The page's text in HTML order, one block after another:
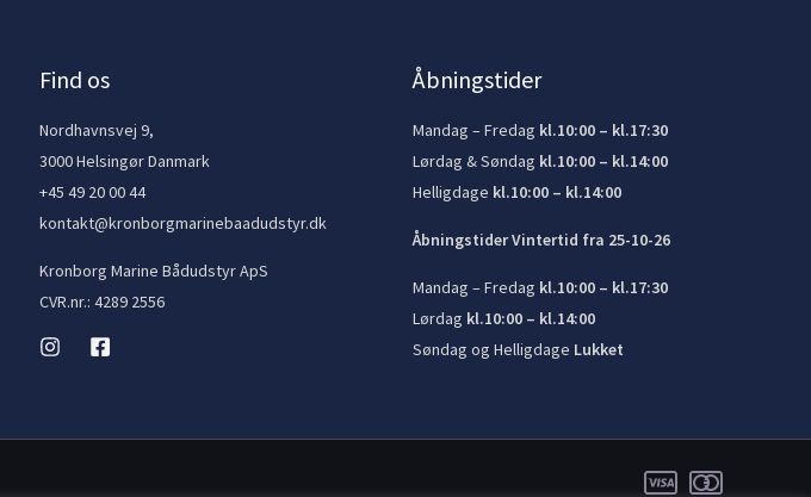
Find os
Nordhavnsvej 9,
3000 Helsingør Danmark
+45 49 20 00 44
kontakt@kronborgmarinebaadudstyr.dk
Kronborg Marine Bådudstyr ApS
CVR.nr.: 4289 2556
Åbningstider
Mandag – Fredag kl.10:00 – kl.17:30
Lørdag & Søndag kl.10:00 – kl.14:00
Helligdage kl.10:00 – kl.14:00
Åbningstider Vintertid fra 25-10-26
Mandag – Fredag kl.10:00 – kl.17:30
Lørdag kl.10:00 – kl.14:00
Søndag og Helligdage Lukket